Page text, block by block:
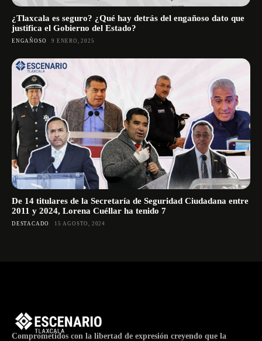
¿Tlaxcala es seguro? ¿Qué hay detrás del engañoso dato que
justifica el Gobierno del Estado?
ENGAÑOSO 9 ENERO, 2025
De 14 titulares de la Secretaría de Seguridad Ciudadana entre
2011 y 2024, Lorena Cuéllar ha tenido 7
DESTACADO 15 AGOSTO, 2024
Comprometidos con la libertad de expresión creyendo que la